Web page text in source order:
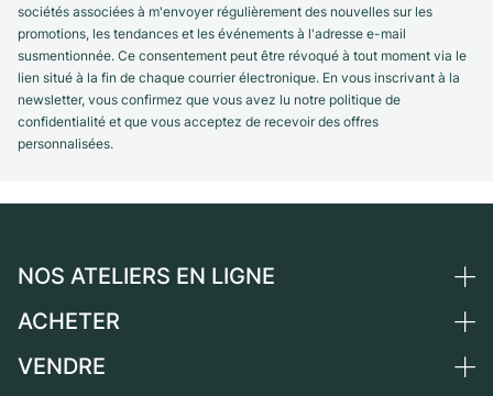
sociétés associées à m'envoyer régulièrement des nouvelles sur les
promotions, les tendances et les événements à l'adresse e-mail
susmentionnée. Ce consentement peut être révoqué à tout moment via le
lien situé à la fin de chaque courrier électronique. En vous inscrivant à la
newsletter, vous confirmez que vous avez lu notre politique de
confidentialité et que vous acceptez de recevoir des offres
personnalisées.
NOS ATELIERS EN LIGNE
Allemagne
ACHETER
Toutes les montres de luxe
VENDRE